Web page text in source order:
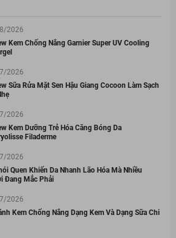
2026
Kem Chống Nắng Garnier Super UV Cooling
2026
Sữa Rửa Mặt Sen Hậu Giang Cocoon Làm Sạch
2026
Kem Dưỡng Trẻ Hóa Căng Bóng Da
Filaderme
2026
Quen Khiến Da Nhanh Lão Hóa Mà Nhiều
Đang Mắc Phải
2026
Kem Chống Nắng Dạng Kem Và Dạng Sữa Chi